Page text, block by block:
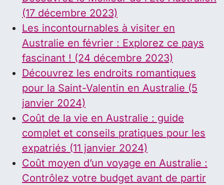
(17 décembre 2023)
Les incontournables à visiter en
Australie en février : Explorez ce pays
fascinant ! (24 décembre 2023)
Découvrez les endroits romantiques
pour la Saint-Valentin en Australie (5
janvier 2024)
Coût de la vie en Australie : guide
complet et conseils pratiques pour les
expatriés (11 janvier 2024)
Coût moyen d’un voyage en Australie :
Contrôlez votre budget avant de partir